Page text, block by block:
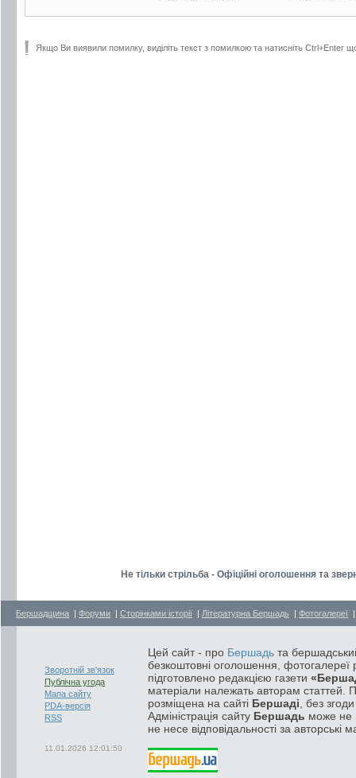
Якщо Ви виявили помилку, виділіть текст з помилкою та натисніть Ctrl+Enter
Не тільки стрільба - Офіційні оголошення та
Бершадщина | Форуми | Сторінками історії | Літературна Бершадь | Фотогалереї
Зворотній зв'язок
Публічна угода
Мапа сайту
PDA-версія
RSS
11.01.2026 12:01:50
Цей сайт - про Бершадь та
безкоштовні оголошення, фотогалереї
підготовлено редакцією газети
матеріали належать авторам статтей.
розміщена на сайті Бершаді , без
Адміністрація сайту Бершадь може не
не несе відповідальності за авторські